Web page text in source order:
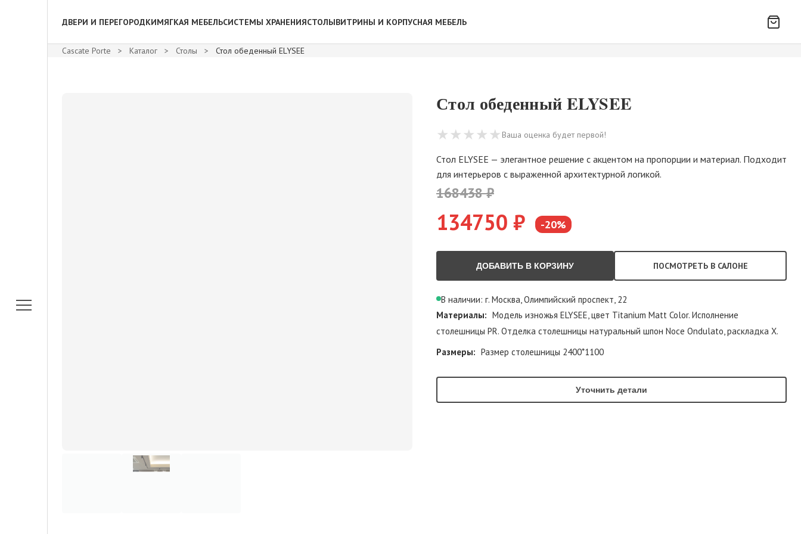
ДВЕРИ И ПЕРЕГОРОДКИМЯГКАЯ МЕБЕЛЬСИСТЕМЫ ХРАНЕНИЯСТОЛЫВИТРИНЫ И КОРПУСНАЯ МЕБЕЛЬ
Cascate Porte > Каталог > Столы > Стол обеденный ELYSEE
Стол обеденный ELYSEE
★★★★★ Ваша оценка будет первой!
Стол ELYSEE — элегантное решение с акцентом на пропорции и материал. Подходит
для интерьеров с выраженной архитектурной логикой.
168438 ₽
134750 ₽ -20%
ДОБАВИТЬ В КОРЗИНУ ПОСМОТРЕТЬ В САЛОНЕ
В наличии: г. Москва, Олимпийский проспект, 22
Материалы: Модель изножья ELYSEE, цвет Titanium Matt Color. Исполнение
столешницы PR. Отделка столешницы натуральный шпон Noce Ondulato, раскладка X.
Размеры: Размер столешницы 2400*1100
Уточнить детали